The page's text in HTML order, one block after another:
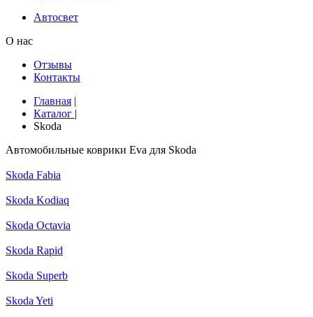
Автосвет
О нас
Отзывы
Контакты
Главная |
Каталог |
Skoda
Автомобильные коврики Eva для Skoda
Skoda Fabia
Skoda Kodiaq
Skoda Octavia
Skoda Rapid
Skoda Superb
Skoda Yeti